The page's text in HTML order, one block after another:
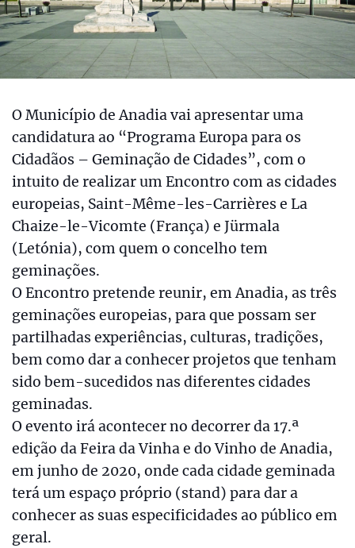
O Município de Anadia vai apresentar uma
candidatura ao “Programa Europa para os
Cidadãos – Geminação de Cidades”, com o
intuito de realizar um Encontro com as cidades
europeias, Saint-Même-les-Carrières e La
Chaize-le-Vicomte (França) e Jürmala
(Letónia), com quem o concelho tem
geminações.
O Encontro pretende reunir, em Anadia, as três
geminações europeias, para que possam ser
partilhadas experiências, culturas, tradições,
bem como dar a conhecer projetos que tenham
sido bem-sucedidos nas diferentes cidades
geminadas.
O evento irá acontecer no decorrer da 17.ª
edição da Feira da Vinha e do Vinho de Anadia,
em junho de 2020, onde cada cidade geminada
terá um espaço próprio (stand) para dar a
conhecer as suas especificidades ao público em
geral.